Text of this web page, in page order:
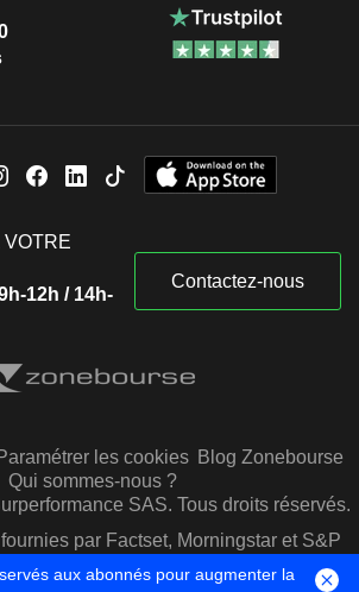
VOTRE
12h / 14h-
Contactez-nous
les cookies Blog Zonebourse
Qui sommes-nous ?
SAS. Tous droits réservés.
par Factset, Morningstar et S&P
Capital IQ
aux abonnés pour augmenter la